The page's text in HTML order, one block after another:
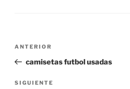
entradas
Entrada
anterior:
ANTERIOR
camisetas futbol usadas
Siguiente
SIGUIENTE